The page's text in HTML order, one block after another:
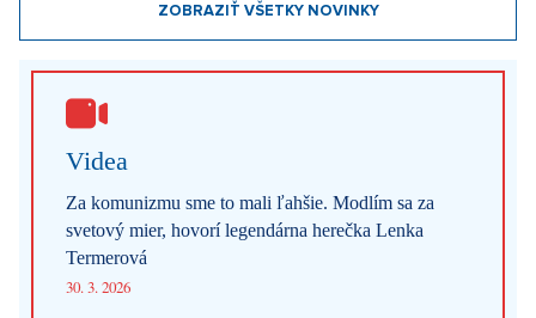
ZOBRAZIŤ VŠETKY NOVINKY
Videa
Za komunizmu sme to mali ľahšie. Modlím sa za
svetový mier, hovorí legendárna herečka Lenka
Termerová
30. 3. 2026